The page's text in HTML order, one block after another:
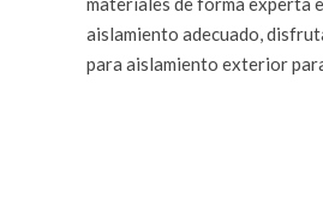
aislamiento adecuado,
para aislamiento exterior